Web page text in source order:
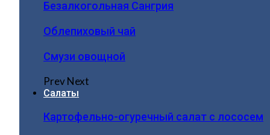
Безалкогольная Сангрия
Облепиховый чай
Смузи овощной
PrevNext
Салаты
Картофельно-огуречный салат с лососем